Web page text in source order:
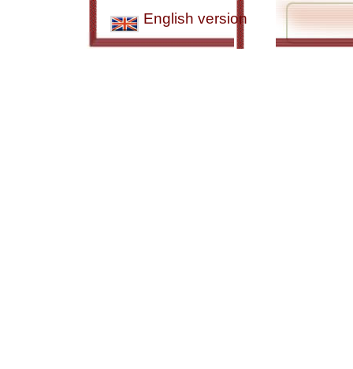
English version